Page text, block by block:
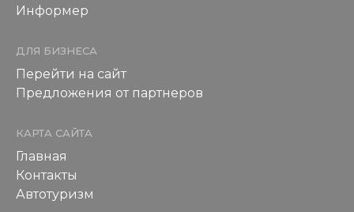
Информер
ДЛЯ БИЗНЕСА
Перейти на сайт
Предложения от партнеров
КАРТА САЙТА
Главная
Контакты
Автотуризм